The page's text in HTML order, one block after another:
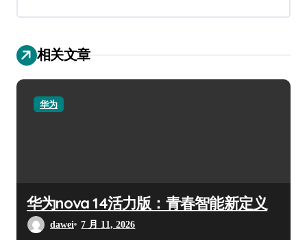
相关文章
华为
华为nova 14活力版：青春智能新定义
dawei 7 月 11, 2026